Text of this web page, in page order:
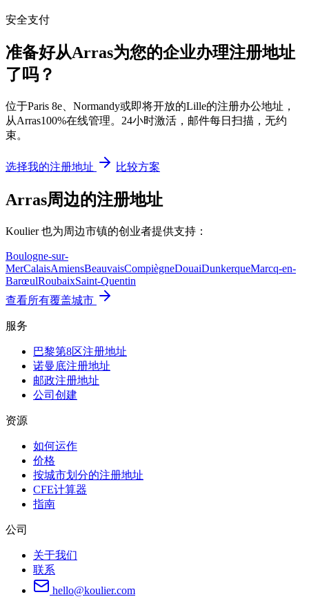
安全支付
准备好从Arras为您的企业办理注册地址
了吗？
位于Paris 8e、Normandy或即将开放的Lille的注册办公地址，
从Arras100%在线管理。24小时激活，邮件每日扫描，无约
束。
选择我的注册地址 比较方案
Arras周边的注册地址
Koulier 也为周边市镇的创业者提供支持：
Boulogne-sur-
MerCalaisAmiensBeauvaisCompiègneDouaiDunkerqueMarcq-en-
BarœulRoubaixSaint-Quentin
查看所有覆盖城市
服务
巴黎第8区注册地址
诺曼底注册地址
邮政注册地址
公司创建
资源
如何运作
价格
按城市划分的注册地址
CFE计算器
指南
公司
关于我们
联系
hello@koulier.com